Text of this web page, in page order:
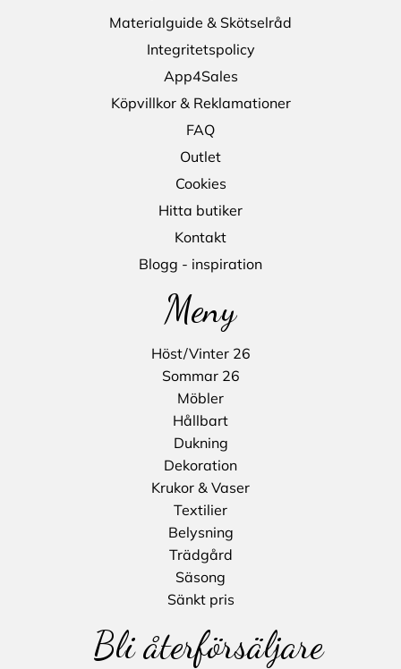
Materialguide & Skötselråd
Integritetspolicy
App4Sales
Köpvillkor & Reklamationer
FAQ
Outlet
Cookies
Hitta butiker
Kontakt
Blogg - inspiration
Meny
Höst/Vinter 26
Sommar 26
Möbler
Hållbart
Dukning
Dekoration
Krukor & Vaser
Textilier
Belysning
Trädgård
Säsong
Sänkt pris
Bli återförsäljare